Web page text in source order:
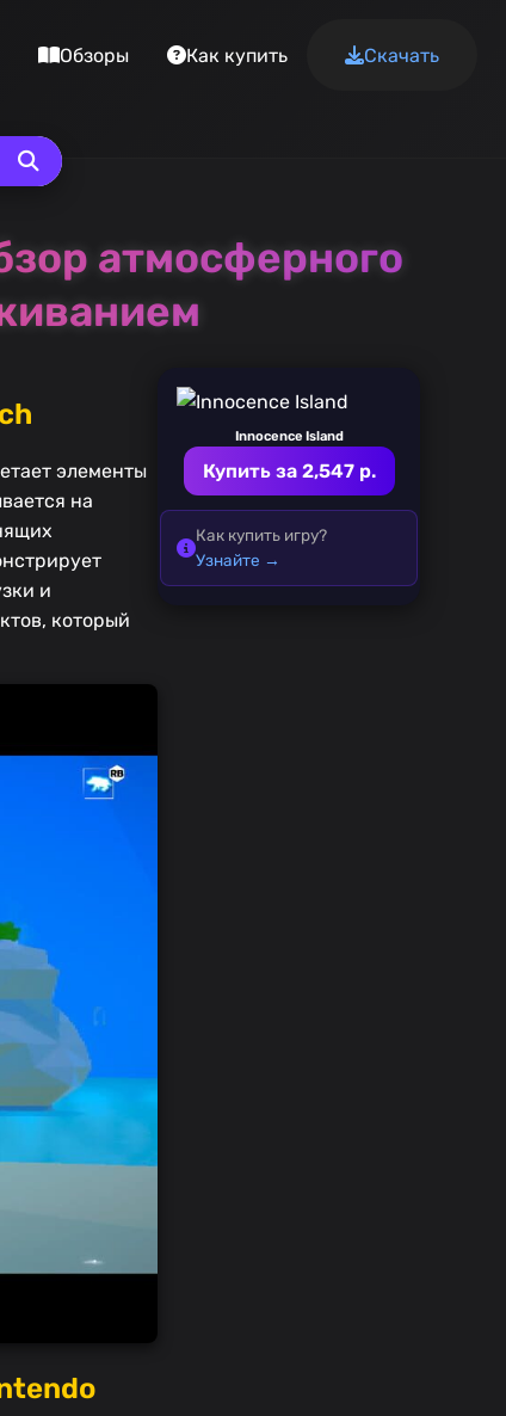
Обзоры Как купить Скачать
атмосферного
элементы
на
и
который
Innocence Island
Купить за 2,547 р.
Как купить игру?
Узнайте →